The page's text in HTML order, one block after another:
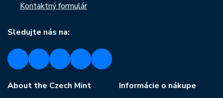
Kontaktný formulár
Sledujte nás na:
About the Czech Mint Informácie o nákupe